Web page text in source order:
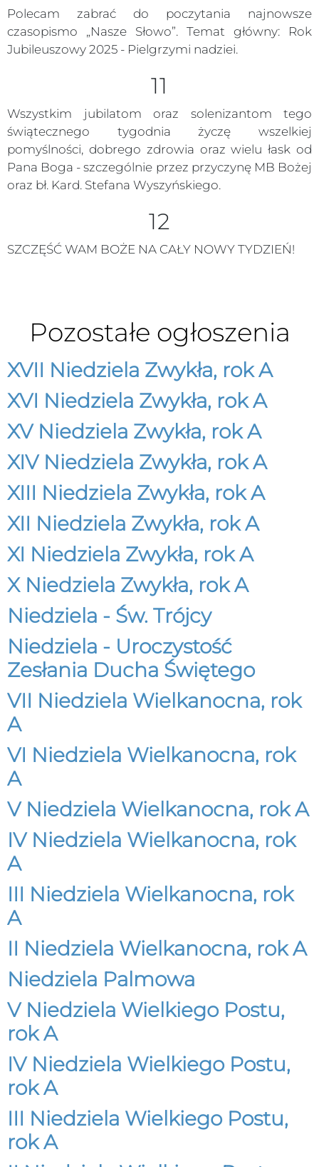
Polecam zabrać do poczytania najnowsze
czasopismo „Nasze Słowo”. Temat główny: Rok
Jubileuszowy 2025 - Pielgrzymi nadziei.
11
Wszystkim jubilatom oraz solenizantom tego
świątecznego tygodnia życzę wszelkiej
pomyślności, dobrego zdrowia oraz wielu łask od
Pana Boga - szczególnie przez przyczynę MB Bożej
oraz bł. Kard. Stefana Wyszyńskiego.
12
SZCZĘŚĆ WAM BOŻE NA CAŁY NOWY TYDZIEŃ!
Pozostałe ogłoszenia
XVII Niedziela Zwykła, rok A
XVI Niedziela Zwykła, rok A
XV Niedziela Zwykła, rok A
XIV Niedziela Zwykła, rok A
XIII Niedziela Zwykła, rok A
XII Niedziela Zwykła, rok A
XI Niedziela Zwykła, rok A
X Niedziela Zwykła, rok A
Niedziela - Św. Trójcy
Niedziela - Uroczystość
Zesłania Ducha Świętego
VII Niedziela Wielkanocna, rok
A
VI Niedziela Wielkanocna, rok
A
V Niedziela Wielkanocna, rok A
IV Niedziela Wielkanocna, rok
A
III Niedziela Wielkanocna, rok
A
II Niedziela Wielkanocna, rok A
Niedziela Palmowa
V Niedziela Wielkiego Postu,
rok A
IV Niedziela Wielkiego Postu,
rok A
III Niedziela Wielkiego Postu,
rok A